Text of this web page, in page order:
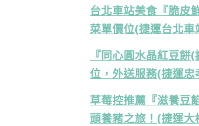
台北車站美食『脆皮
菜單價位(捷運台北車
『同心圓水晶紅豆
位，外送服務(捷運忠
草莓控推薦『滋養豆
頭養豬之旅！(捷運大